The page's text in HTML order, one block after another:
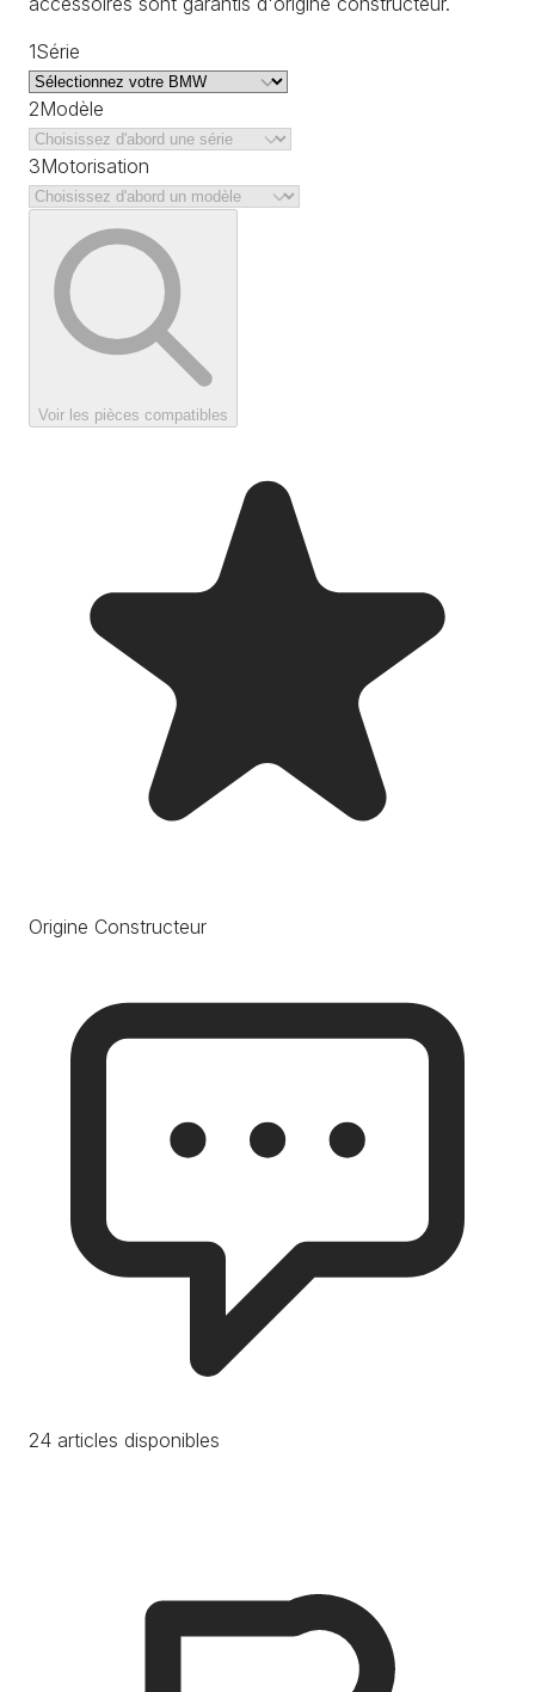
1Série
2Modèle
3Motorisation
Voir les pièces compatibles
Origine Constructeur
24 articles disponibles